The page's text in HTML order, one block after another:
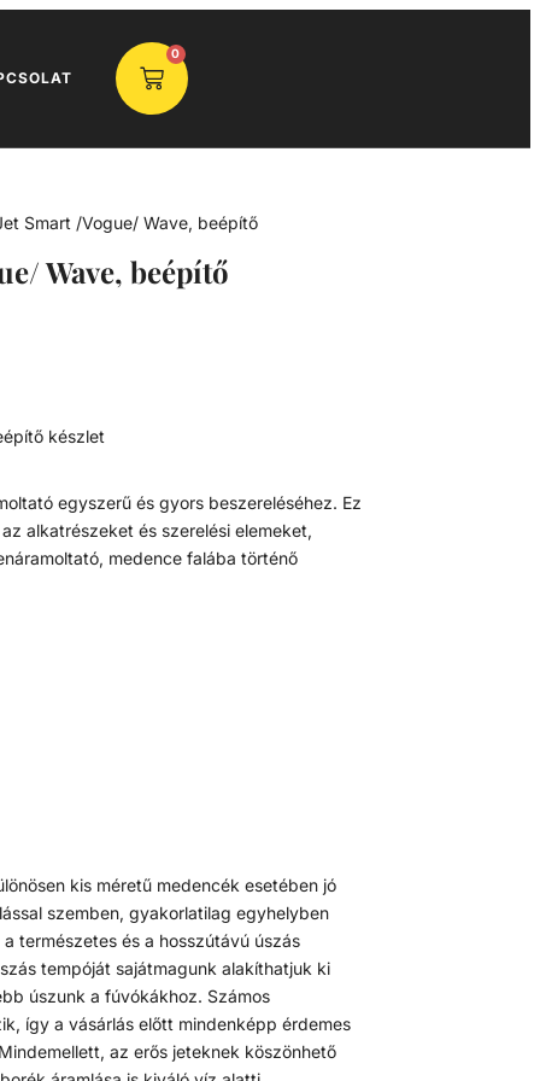
0
Smart /Vogue/ Wave, beépítő
Wave, beépítő
készlet
egyszerű és gyors beszereléséhez. Ez
alkatrészeket és szerelési elemeket,
medence falába történő
kis méretű medencék esetében jó
szemben, gyakorlatilag egyhelyben
természetes és a hosszútávú úszás
tempóját sajátmagunk alakíthatjuk ki
úszunk a fúvókákhoz. Számos
így a vásárlás előtt mindenképp érdemes
az erős jeteknek köszönhető